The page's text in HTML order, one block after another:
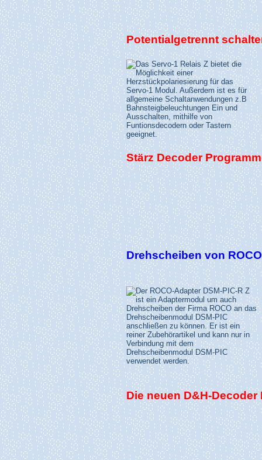
Potentialgetrennt
Stärz Decoder
Drehscheiben von
Die neuen D&H-Decoder